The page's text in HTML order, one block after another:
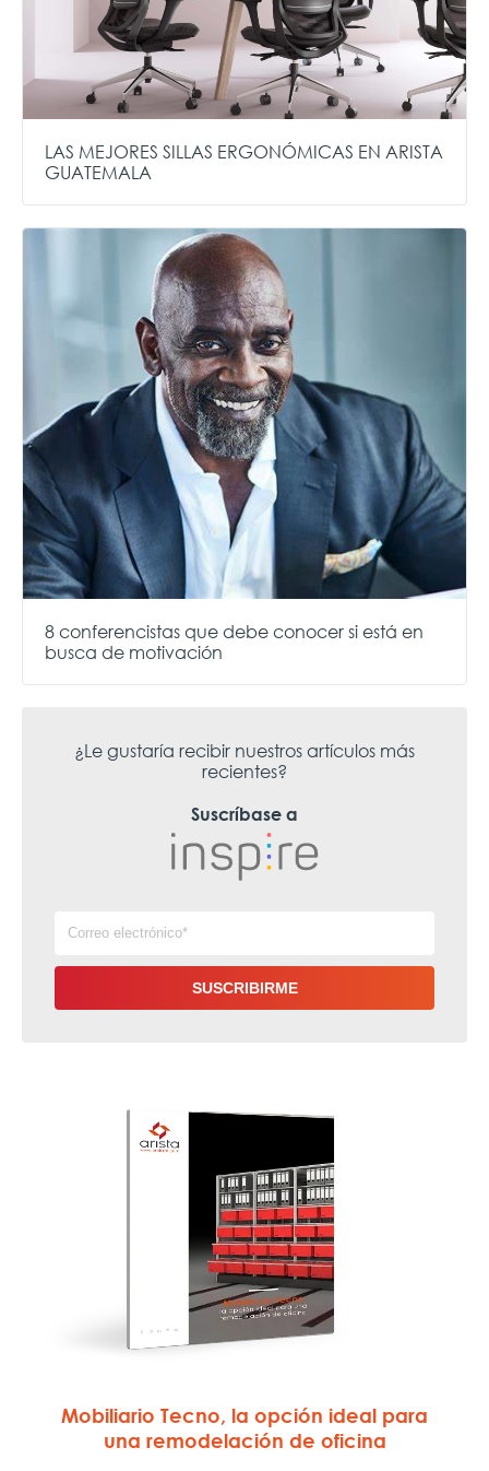
LAS MEJORES SILLAS ERGONÓMICAS EN ARISTA
GUATEMALA
8 conferencistas que debe conocer si está en
busca de motivación
¿Le gustaría recibir nuestros artículos más
recientes?
Suscríbase a